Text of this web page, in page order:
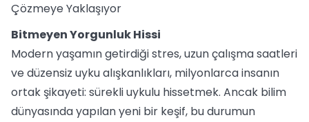
Çözmeye Yaklaşıyor
Bitmeyen Yorgunluk Hissi
Modern yaşamın getirdiği stres, uzun çalışma saatleri
ve düzensiz uyku alışkanlıkları, milyonlarca insanın
ortak şikayeti: sürekli uykulu hissetmek. Ancak bilim
dünyasında yapılan yeni bir keşif, bu durumun